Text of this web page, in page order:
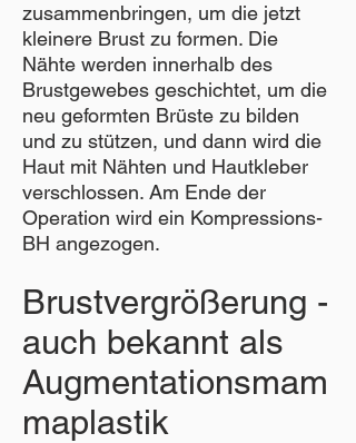
zusammenbringen, um die jetzt
kleinere Brust zu formen. Die
Nähte werden innerhalb des
Brustgewebes geschichtet, um die
neu geformten Brüste zu bilden
und zu stützen, und dann wird die
Haut mit Nähten und Hautkleber
verschlossen. Am Ende der
Operation wird ein Kompressions-
BH angezogen.
Brustvergrößerung -
auch bekannt als
Augmentationsmam
maplastik